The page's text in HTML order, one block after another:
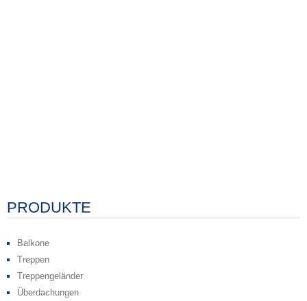
PRODUKTE
Balkone
Treppen
Treppengeländer
Überdachungen